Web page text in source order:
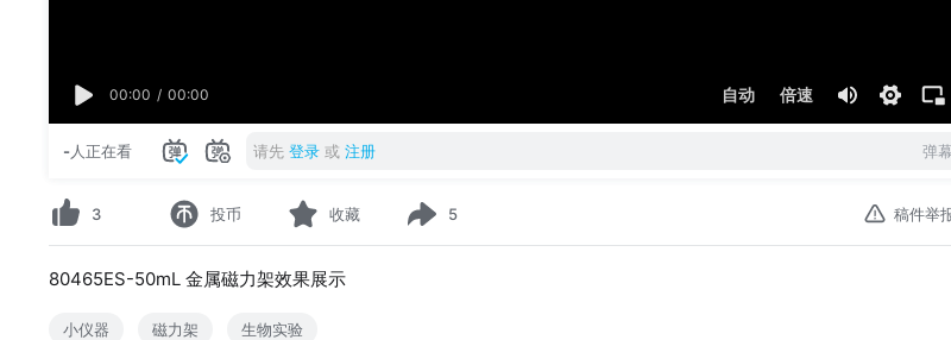
00:00 / 00:00 自动 倍速
-人正在看 请先 登录 或 注册 弹
3 投币 收藏 5 稿件举
80465ES-50mL 金属磁力架效果展示
小仪器 磁力架 生物实验